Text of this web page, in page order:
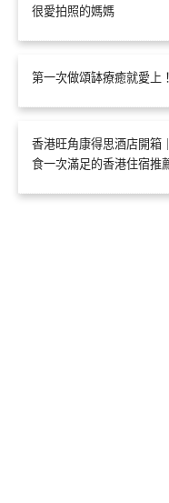
很愛拍照的媽媽
第一次做頌缽療癒就愛上
香港旺角康得思酒店開箱
食一次滿足的香港住宿推